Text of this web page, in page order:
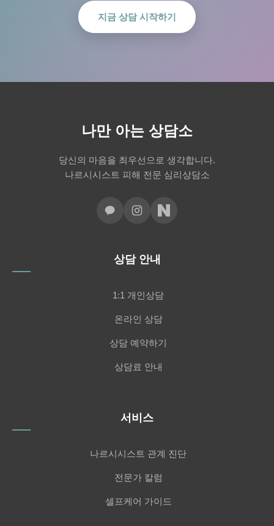
지금 상담 시작하기
나만 아는 상담소
당신의 마음을 최우선으로 생각합니다.
나르시시스트 피해 전문 심리상담소
상담 안내
1:1 개인상담
온라인 상담
상담 예약하기
상담료 안내
서비스
나르시시스트 관계 진단
전문가 칼럼
셀프케어 가이드